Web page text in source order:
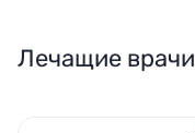
Лечащие врачи